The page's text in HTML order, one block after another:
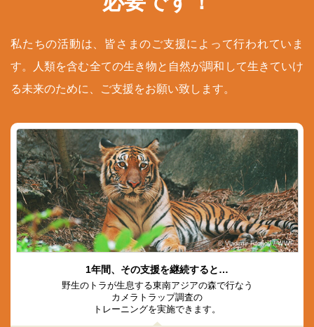
私たちの活動は、皆さまのご支援によって行われていま
す。人類を含む全ての生き物と自然が調和して生きていけ
る未来のために、ご支援をお願い致します。
© Vladimir Filonov / WWF
1年間、その支援を継続すると…
野生のトラが生息する東南アジアの森で行なう
カメラトラップ調査の
トレーニングを実施できます。